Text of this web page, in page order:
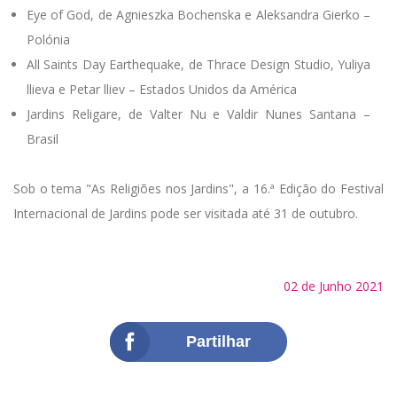
Eye of God, de Agnieszka Bochenska e Aleksandra Gierko –
Polónia
All Saints Day Earthequake, de Thrace Design Studio, Yuliya
llieva e Petar lliev – Estados Unidos da América
Jardins Religare, de Valter Nu e Valdir Nunes Santana –
Brasil
Sob o tema "As Religiões nos Jardins", a 16.ª Edição do Festival
Internacional de Jardins pode ser visitada até 31 de outubro.
02 de Junho 2021
Partilhar